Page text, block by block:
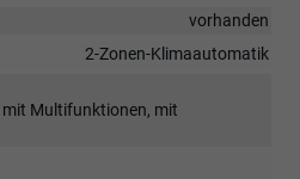
vorhanden
2-Zonen-Klimaautomatik
mit Multifunktionen, mit